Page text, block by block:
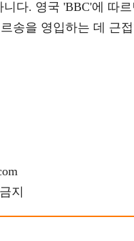
다. 영국 'BBC'에 따
송을 영입하는 데 근
지